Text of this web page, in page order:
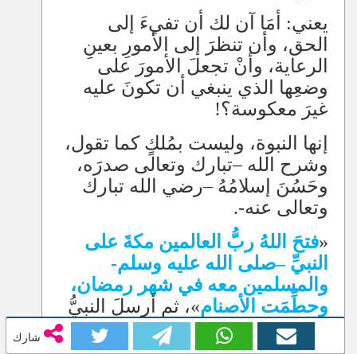
يعني: أمَا آن لك أن تفيءَ إلى
الحق، وأن تنظرَ إلى الأمورِ بعينِ
الرعاية، وأنْ تجعلَ الأمورَ على
وضعِها الذي ينبغي أن تكونَ عليه
غيرَ معكوسة؟!
إنها النبوة، وليست بمُلكٍ كما تقول،
وشرح الله–تبارك وتعالى صدرَه،
وحَسُنَ إسلامُهُ–رضي الله تبارك
وتعالى عنه-.
«فتحَ اللهُ ربُّ العالمين مكةَ على
النبيِّ–صلى الله عليه وسلم-
والمسلمين معه في شهر رمضان،
وحطِّمَت الأصنام»، ثم أرسلَ النبيُّ
صلى الله عليه وآله وسلم- في
السنة التاسعة مَن هدمَ اللات،
شارك